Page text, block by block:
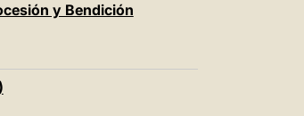
y Bendición